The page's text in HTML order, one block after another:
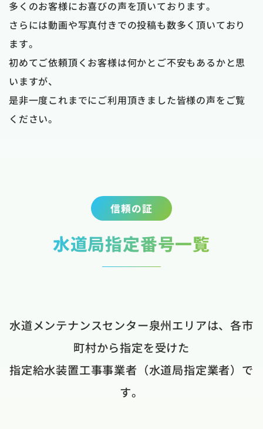
多くのお客様にお喜びの声を頂いております。
さらには動画や写真付きでの投稿も数多く頂いており
ます。
初めてご依頼頂くお客様は何かとご不安もあるかと思
いますが、
是非一度これまでにご利用頂きました皆様の声をご覧
ください。
信頼の証
水道局指定番号一覧
水道メンテナンスセンター泉州エリアは、各市
町村から指定を受けた
指定給水装置工事事業者（水道局指定業者）で
す。